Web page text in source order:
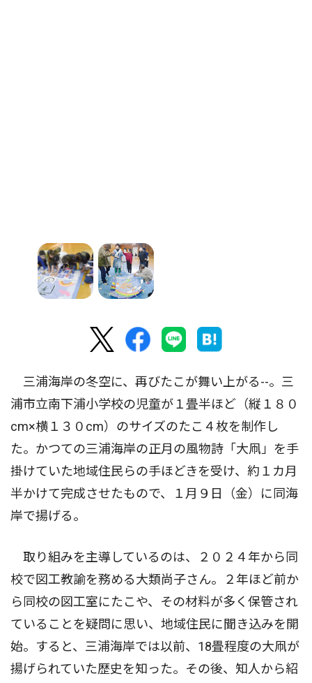
三浦海岸の冬空に、再びたこが舞い上がる--。三
浦市立南下浦小学校の児童が１畳半ほど（縦１８０
cm×横１３０cm）のサイズのたこ４枚を制作し
た。かつての三浦海岸の正月の風物詩「大凧」を手
掛けていた地域住民らの手ほどきを受け、約１カ月
半かけて完成させたもので、１月９日（金）に同海
岸で揚げる。
取り組みを主導しているのは、２０２４年から同
校で図工教諭を務める大類尚子さん。２年ほど前か
ら同校の図工室にたこや、その材料が多く保管され
ていることを疑問に思い、地域住民に聞き込みを開
始。すると、三浦海岸では以前、18畳程度の大凧が
揚げられていた歴史を知った。その後、知人から紹